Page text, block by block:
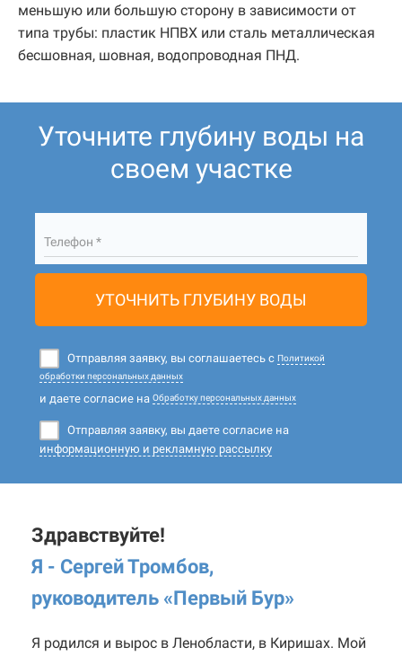
меньшую или большую сторону в зависимости от
типа трубы: пластик НПВХ или сталь металлическая
бесшовная, шовная, водопроводная ПНД.
Уточните глубину воды на
своем участке
Телефон *
УТОЧНИТЬ ГЛУБИНУ ВОДЫ
Отправляя заявку, вы соглашаетесь с Политикой
обработки персональных данных
и даете согласие на Обработку персональных данных
Отправляя заявку, вы даете согласие на
информационную и рекламную рассылку
Здравствуйте!
Я - Сергей Тромбов,
руководитель «Первый Бур»
Я родился и вырос в Ленобласти, в Киришах. Мой